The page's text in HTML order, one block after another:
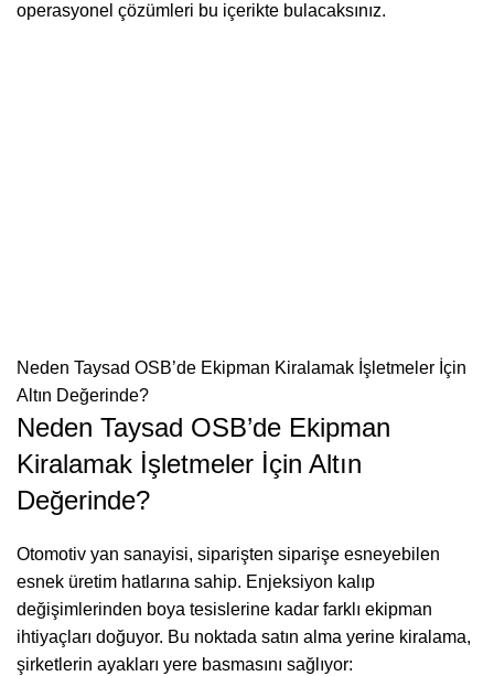
operasyonel çözümleri bu içerikte bulacaksınız.
Neden Taysad OSB’de Ekipman Kiralamak İşletmeler İçin
Altın Değerinde?
Neden Taysad OSB’de Ekipman
Kiralamak İşletmeler İçin Altın
Değerinde?
Otomotiv yan sanayisi, siparişten siparişe esneyebilen
esnek üretim hatlarına sahip. Enjeksiyon kalıp
değişimlerinden boya tesislerine kadar farklı ekipman
ihtiyaçları doğuyor. Bu noktada satın alma yerine kiralama,
şirketlerin ayakları yere basmasını sağlıyor: